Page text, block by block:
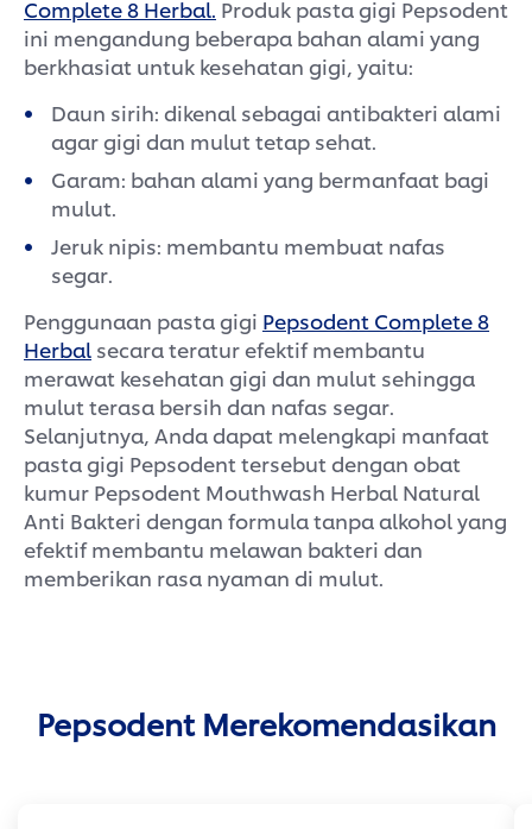
Complete 8 Herbal. Produk pasta gigi Pepsodent
ini mengandung beberapa bahan alami yang
berkhasiat untuk kesehatan gigi, yaitu:
Daun sirih: dikenal sebagai antibakteri alami
agar gigi dan mulut tetap sehat.
Garam: bahan alami yang bermanfaat bagi
mulut.
Jeruk nipis: membantu membuat nafas
segar.
Penggunaan pasta gigi Pepsodent Complete 8
Herbal secara teratur efektif membantu
merawat kesehatan gigi dan mulut sehingga
mulut terasa bersih dan nafas segar.
Selanjutnya, Anda dapat melengkapi manfaat
pasta gigi Pepsodent tersebut dengan obat
kumur Pepsodent Mouthwash Herbal Natural
Anti Bakteri dengan formula tanpa alkohol yang
efektif membantu melawan bakteri dan
memberikan rasa nyaman di mulut.
Pepsodent Merekomendasikan